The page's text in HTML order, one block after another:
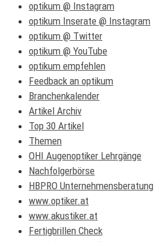
optikum @ Instagram
optikum Inserate @ Instagram
optikum @ Twitter
optikum @ YouTube
optikum empfehlen
Feedback an optikum
Branchenkalender
Artikel Archiv
Top 30 Artikel
Themen
OHI Augenoptiker Lehrgänge
Nachfolgerbörse
HBPRO Unternehmensberatung
www.optiker.at
www.akustiker.at
Fertigbrillen Check